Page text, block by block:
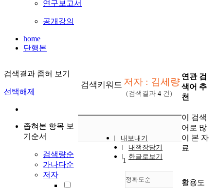
연구보고서
공개강의
home
단행본
검색결과 좁혀 보기
선택해제
좁혀본 항목 보
기순서
검색량순
가나다순
저자
검색키워드 저자 : 김세량
(검색결과 4 건)
내보내기
내책장담기
한글로보기
정확도순
1
연관 검
색어 추
천
이 검색
어로 많
이 본 자
료
활용도